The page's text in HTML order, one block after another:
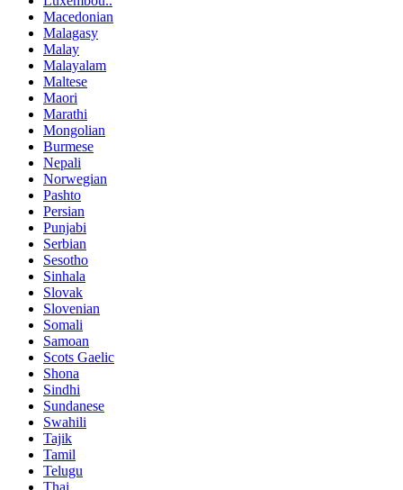
Macedonian
Malagasy
Malay
Malayalam
Maltese
Maori
Marathi
Mongolian
Burmese
Nepali
Norwegian
Pashto
Persian
Punjabi
Serbian
Sesotho
Sinhala
Slovak
Slovenian
Somali
Samoan
Scots Gaelic
Shona
Sindhi
Sundanese
Swahili
Tajik
Tamil
Telugu
Thai